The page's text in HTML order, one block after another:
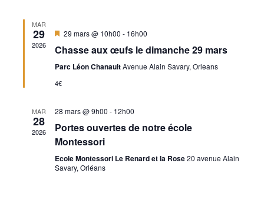
MAR
29
2026
Mis
avant
29 mars @ 10h00 - 16h00
Chasse aux œufs le dimanche 29 mars
Parc Léon ChanaultAvenue Alain Savary, Orleans
4€
MAR
28
2026
28 mars @ 9h00 - 12h00
Portes ouvertes de notre école
Montessori
Ecole Montessori Le Renard et la Rose20 avenue Alain
Savary, Orléans